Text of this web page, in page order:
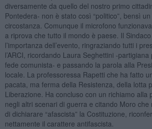
diversamente da quello del nostro primo
Pontedera- non è stato così “politico”, bensì un
circostanza. Comunque il microfono
a riprova che tutto il mondo è paese. Il
l’importanza dell’evento, ringraziando tutti i
l’ARCI, ricordando Laura Seghettini -
fede comunista- e passando la parola alla
locale. La professoressa Rapetti che ha fatto
pacata, ma ferma della Resistenza, della lotta
Liberazione. Ha concluso con un richiamo alla
negli altri scenari di guerra e citando Moro che
di dichiarare “afascista” la Costituzione,
nettamente il carattere antifascista.